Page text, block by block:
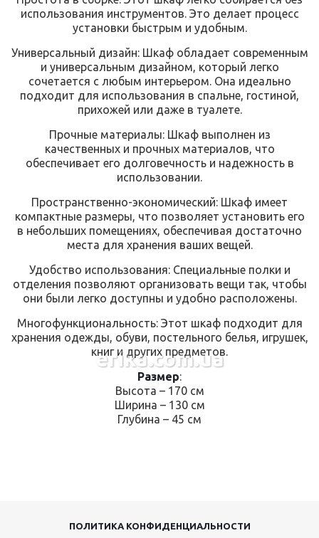
использования инструментов. Это делает процесс
установки быстрым и удобным.
Универсальный дизайн: Шкаф обладает современным
и универсальным дизайном, который легко
сочетается с любым интерьером. Она идеально
подходит для использования в спальне, гостиной,
прихожей или даже в туалете.
Прочные материалы: Шкаф выполнен из
качественных и прочных материалов, что
обеспечивает его долговечность и надежность в
использовании.
Пространственно-экономический: Шкаф имеет
компактные размеры, что позволяет установить его
в небольших помещениях, обеспечивая достаточно
места для хранения ваших вещей.
Удобство использования: Специальные полки и
отделения позволяют организовать вещи так, чтобы
они были легко доступны и удобно расположены.
Многофункциональность: Этот шкаф подходит для
хранения одежды, обуви, постельного белья, игрушек,
книг и других предметов.
erika.com.ua
Размер:
Высота – 170 см
Ширина – 130 см
Глубина – 45 см
ПОЛИТИКА КОНФИДЕНЦИАЛЬНОСТИ